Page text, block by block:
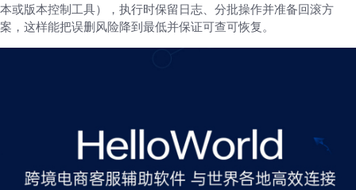
本或版本控制工具），执行时保留日志、分批操作并准备回滚方
案，这样能把误删风险降到最低并保证可查可恢复。